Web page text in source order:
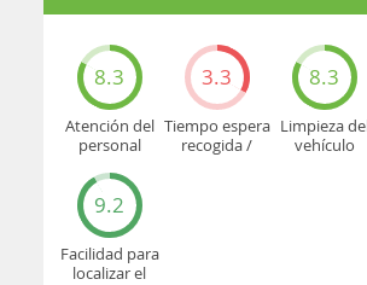
8.3
Atención del
personal
3.3
Tiempo espera
recogida /
8.3
Limpieza
vehículo
9.2
Facilidad para
localizar el